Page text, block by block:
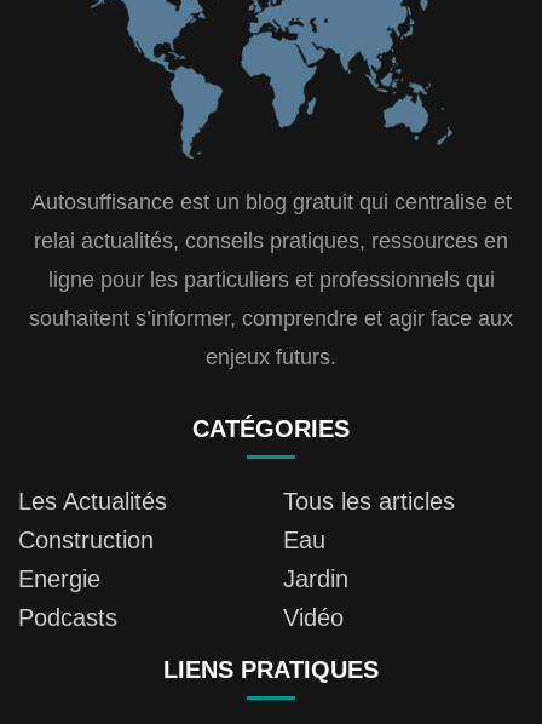
Autosuffisance est un blog gratuit qui centralise et
relai actualités, conseils pratiques, ressources en
ligne pour les particuliers et professionnels qui
souhaitent s’informer, comprendre et agir face aux
enjeux futurs.
CATÉGORIES
Les Actualités
Tous les articles
Construction
Eau
Energie
Jardin
Podcasts
Vidéo
LIENS PRATIQUES